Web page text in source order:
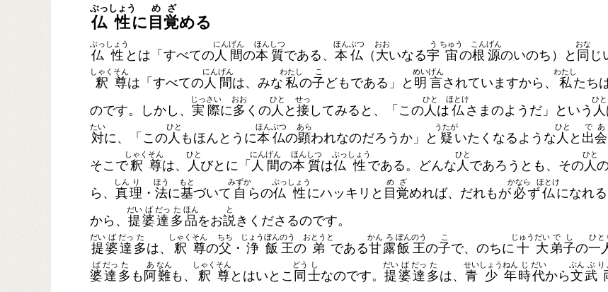
仏
ぶっ
性
しょう
に 目
め
覚
ざ
める
仏
ぶっ
性
しょう
とは「すべての人
にん
間
げん
の本
ほん
質
しつ
である、 本
ほん
仏
ぶつ
（ 大
おお
いなる宇
う
宙
ちゅう
の根
こん
源
げん
のいのち）と 同
おな
じ
釈
しゃく
尊
そん
は「すべての人
にん
間
げん
は、みな 私
わたし
の子
こ
どもである」と 明
めい
言
げん
されていますから、 私
わたし
たち
のです。しかし、 実
じっ
際
さい
に多
おお
くの人
ひと
と 接
せっ
してみると、「この人
ひと
は 仏
ほとけ
さまのようだ」という 人
ひと
対
たい
に、「この人
ひと
もほんとうに本
ほん
仏
ぶつ
の顕
あら
われなのだろうか」と 疑
うたが
いたくなるような 人
ひと
と 出
で
会
あ
そこで釈
しゃく
尊
そん
は、 人
ひと
びとに「 人
にん
間
げん
の本
ほん
質
しつ
は仏
ぶっ
性
しょう
である。どんな 人
ひと
であろうとも、その人
ひと
ら、 真
しん
理
り
・ 法
ほう
に基
もと
づいて 自
みずか
らの仏
ぶっ
性
しょう
にハッキリと 目
め
覚
ざ
めれば、だれもが 必
かなら
ず仏
ほとけ
になれ
から、 提
だい
婆
ば
達
だっ
多
た
品
ほん
をお説
と
きくださるのです。
提
だい
婆
ば
達
だっ
多
た
は、 釈
しゃく
尊
そん
の父
ちち
・ 浄
じょう
飯
ぼん
王
のう
の 弟
おとうと
である甘
かん
露
ろ
飯
ぼん
王
のう
の子
こ
で、のちに 十
じゅう
大
だい
弟
で
子
し
の一
ひと
婆
ば
達
だっ
多
た
も 阿
あ
難
なん
も、 釈
しゃく
尊
そん
とはいとこ 同
どう
士
し
なのです。 提
だい
婆
ば
達
だっ
多
た
は、 青
せい
少
しょう
年
ねん
時
じ
代
だい
から文
ぶん
武
ぶ り